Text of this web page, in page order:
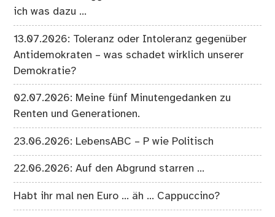
ich was dazu …
13.07.2026: Toleranz oder Intoleranz gegenüber
Antidemokraten – was schadet wirklich unserer
Demokratie?
02.07.2026: Meine fünf Minutengedanken zu
Renten und Generationen.
23.06.2026: LebensABC – P wie Politisch
22.06.2026: Auf den Abgrund starren …
Habt ihr mal nen Euro … äh … Cappuccino?